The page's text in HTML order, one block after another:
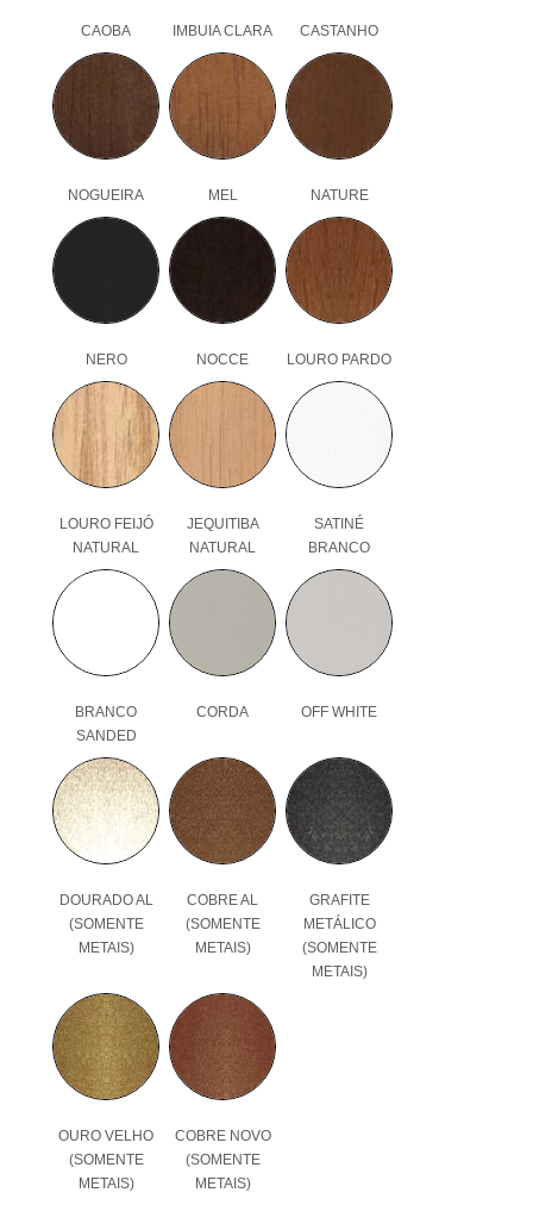
CAOBA IMBUIA CLARA CASTANHO
NOGUEIRA MEL NATURE
NERO NOCCE LOURO PARDO
LOURO FEIJÓ
NATURAL
JEQUITIBA
NATURAL
SATINÉ
BRANCO
BRANCO
SANDED
CORDA OFF WHITE
DOURADO AL
(SOMENTE
METAIS)
COBRE AL
(SOMENTE
METAIS)
GRAFITE
METÁLICO
(SOMENTE
METAIS)
OURO VELHO
(SOMENTE
METAIS)
COBRE NOVO
(SOMENTE
METAIS)